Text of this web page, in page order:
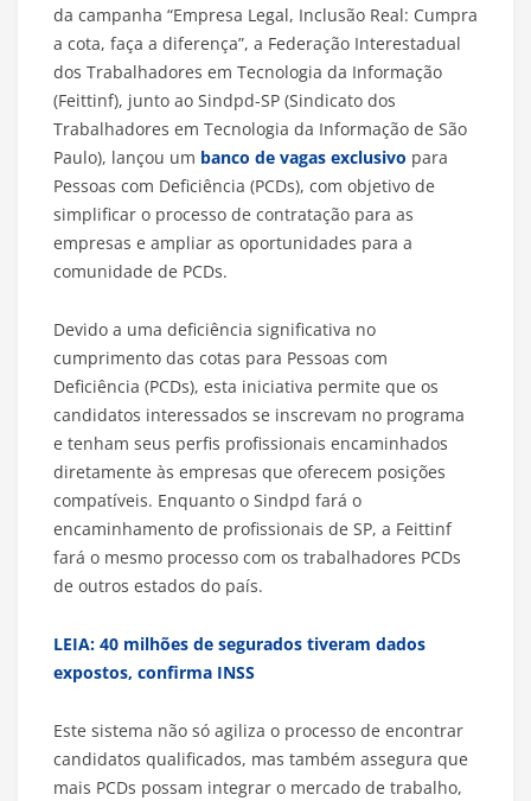
da campanha “Empresa Legal, Inclusão Real: Cumpra
a cota, faça a diferença”, a Federação Interestadual
dos Trabalhadores em Tecnologia da Informação
(Feittinf), junto ao Sindpd-SP (Sindicato dos
Trabalhadores em Tecnologia da Informação de São
Paulo), lançou um banco de vagas exclusivo para
Pessoas com Deficiência (PCDs), com objetivo de
simplificar o processo de contratação para as
empresas e ampliar as oportunidades para a
comunidade de PCDs.
Devido a uma deficiência significativa no
cumprimento das cotas para Pessoas com
Deficiência (PCDs), esta iniciativa permite que os
candidatos interessados se inscrevam no programa
e tenham seus perfis profissionais encaminhados
diretamente às empresas que oferecem posições
compatíveis. Enquanto o Sindpd fará o
encaminhamento de profissionais de SP, a Feittinf
fará o mesmo processo com os trabalhadores PCDs
de outros estados do país.
LEIA: 40 milhões de segurados tiveram dados
expostos, confirma INSS
Este sistema não só agiliza o processo de encontrar
candidatos qualificados, mas também assegura que
mais PCDs possam integrar o mercado de trabalho,